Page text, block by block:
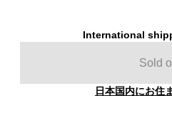
International
Sold
日本国内にお住